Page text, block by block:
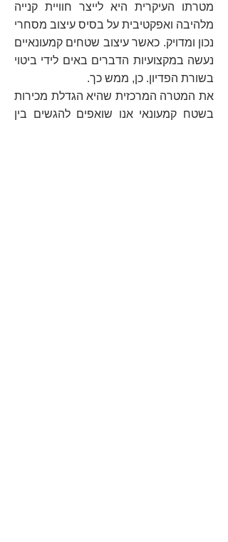
מטרתו העיקרית היא לייצר חוויית קנייה
מלהיבה ואפקטיבית על בסיס עיצוב מסחרי
נכון ומדויק. כאשר עיצוב שטחים קמעונאיים
נעשה במקצועיות הדברים באים לידי ביטוי
בשורת הפדיון. כן, ממש כך.
את המטרה המרכזית שהיא הגדלת מכירות
בשטח קמעונאי אנו שואפים להגשים בין